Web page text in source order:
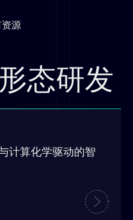
源
态研发
计算化学驱动的智